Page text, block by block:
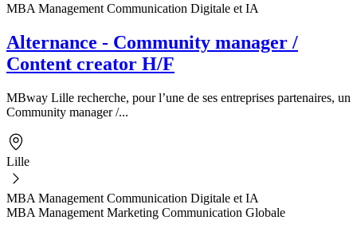
MBA Management Communication Digitale et IA
Alternance - Community manager /
Content creator H/F
MBway Lille recherche, pour l’une de ses entreprises partenaires, un
Community manager /...
Lille
MBA Management Communication Digitale et IA
MBA Management Marketing Communication Globale